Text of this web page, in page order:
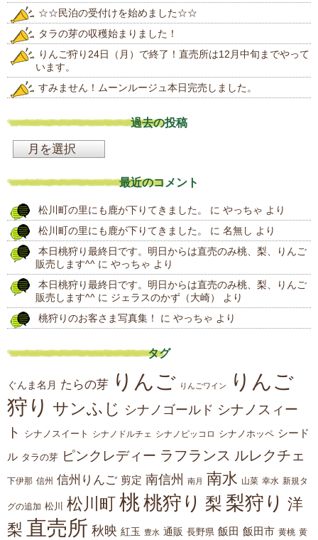
☆☆民泊の受付けを始めました☆☆
タラの芽の収穫始まりました！
りんご狩り24日（月）で終了！直売所は12月中旬までやって
います。
すみません！ムーンルージュ本日完売しました。
過去の投稿
投
稿
最近のコメント
松川町の里にも鹿が下りてきました。 に やっちゃ より
松川町の里にも鹿が下りてきました。
に 名無し より
本日桃狩り最終日です。明日からは直売のみ桃、梨、りんご
販売します^^ に やっちゃ より
本日桃狩り最終日です。明日からは直売のみ桃、梨、りんご
販売します^^ に ジェラスのかず（大崎）
より
桃狩りのお客さま写真集！
に やっちゃ より
タグ
ぐんま名月 たらの芽 りんご りんごワイン
りんご
狩り サンふじ シナノゴールド シナノスィー
ト
シナノスイート シナノドルチェ シナノピッコロ シナノホッペ シード
ル タラの芽 ピンクレディー ラフランス ルレクチェ
下伊那 信州 信州りんご 剪定 南信州 南月 南水 山菜 幸水 新規タ
グの追加 松川 松川町 桃桃狩り 梨 梨狩り 洋
梨 直売所 秋映 紅玉 豊水 通販 長野県 飯田 飯田市 黄桃 黄